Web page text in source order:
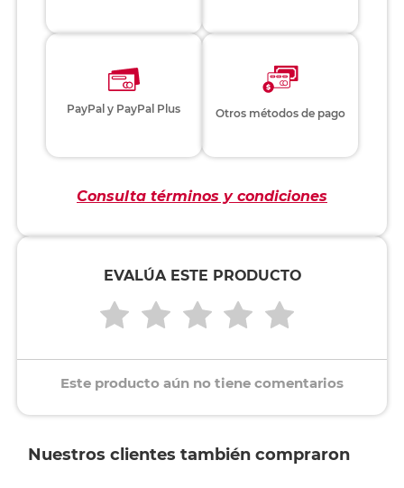
PayPal y PayPal Plus Otros métodos de pago
Consulta términos y condiciones
EVALÚA ESTE PRODUCTO
Este producto aún no tiene comentarios
Nuestros clientes también compraron